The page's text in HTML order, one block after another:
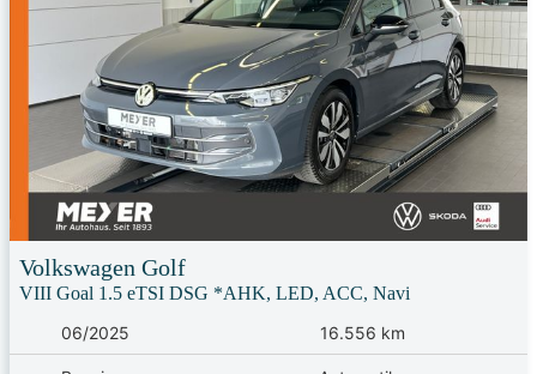
Volkswagen Golf
VIII Goal 1.5 eTSI DSG *AHK, LED, ACC, Navi
06/2025
16.556 km